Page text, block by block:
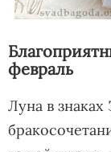
февраль
Луна в